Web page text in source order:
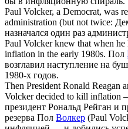
Paul Volcker, a Democrat, was
administration (but not twice:
назначался один раз
Paul Volckerknew that when he
inflation in the early 1980s. Пол
возглавил наступление на
1980-х годов.
Then President Ronald Reagan
Volckerdecided to kill inflation
президент Рональд Рейган и
резерва Пол Волкер (Paul